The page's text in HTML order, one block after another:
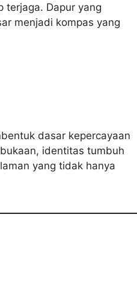
terjaga. Dapur yang
menjadi kompas yang
dasar kepercayaan
identitas tumbuh
yang tidak hanya